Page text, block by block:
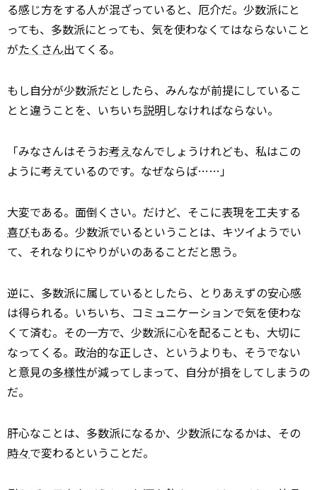
る感じ方をする人が混ざっていると、厄介だ。少数派にと
っても、多数派にとっても、気を使わなくてはならないこと
がたくさん出てくる。
もし自分が少数派だとしたら、みんなが前提にしているこ
とと違うことを、いちいち説明しなければならない。
「みなさんはそうお考えなんでしょうけれども、私はこの
ように考えているのです。なぜならば……」
大変である。面倒くさい。だけど、そこに表現を工夫する
喜びもある。少数派でいるということは、キツイようでい
て、それなりにやりがいのあることだと思う。
逆に、多数派に属しているとしたら、とりあえずの安心感
は得られる。いちいち、コミュニケーションで気を使わな
くて済む。その一方で、少数派に心を配ることも、大切に
なってくる。政治的な正しさ、というよりも、そうでない
と意見の多様性が減ってしまって、自分が損をしてしまうの
だ。
肝心なことは、多数派になるか、少数派になるかは、その
時々で変わるということだ。